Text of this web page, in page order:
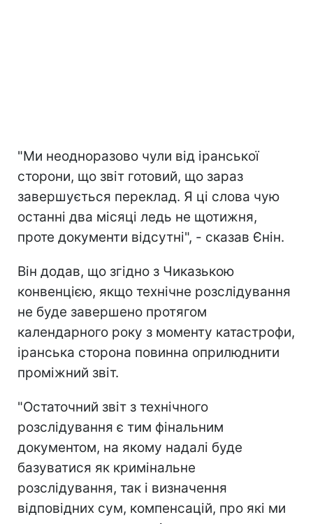
"Ми неодноразово чули від іранської
сторони, що звіт готовий, що зараз
завершується переклад. Я ці слова чую
останні два місяці ледь не щотижня,
проте документи відсутні", - сказав Єнін.
Він додав, що згідно з Чиказькою
конвенцією, якщо технічне розслідування
не буде завершено протягом
календарного року з моменту катастрофи,
іранська сторона повинна оприлюднити
проміжний звіт.
"Остаточний звіт з технічного
розслідування є тим фінальним
документом, на якому надалі буде
базуватися як кримінальне
розслідування, так і визначення
відповідних сум, компенсацій, про які ми